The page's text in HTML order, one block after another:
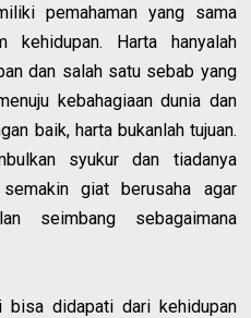
pemahaman yang sama
kehidupan. Harta hanyalah
dan salah satu sebab yang
kebahagiaan dunia dan
baik, harta bukanlah tujuan.
syukur dan tiadanya
giat berusaha agar
seimbang sebagaimana
didapati dari kehidupan